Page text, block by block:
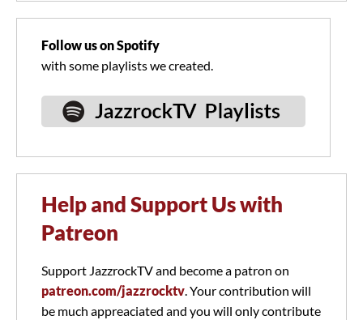
Follow us on Spotify
with some playlists we created.
Help and Support Us with
Patreon
Support JazzrockTV and become a patron on
patreon.com/jazzrocktv. Your contribution will
be much appreaciated and you will only contribute